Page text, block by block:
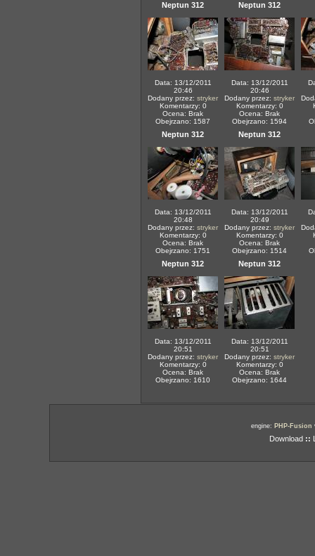
Neptun 312
Data: 13/12/2011
20:46
Dodany przez: stryker
Komentarzy: 0
Ocena: Brak
Obejrzano: 1587
Neptun 312
Data: 13/12/2011
20:46
Dodany przez: stryker
Komentarzy: 0
Ocena: Brak
Obejrzano: 1594
Neptun 312
Data: 13/12/2011
20:48
Dodany przez: stryker
Komentarzy: 0
Ocena: Brak
Obejrzano: 1751
Neptun 312
Data: 13/12/2011
20:49
Dodany przez: stryker
Komentarzy: 0
Ocena: Brak
Obejrzano: 1514
Neptun 312
Data: 13/12/2011
20:51
Dodany przez: stryker
Komentarzy: 0
Ocena: Brak
Obejrzano: 1610
Neptun 312
Data: 13/12/2011
20:51
Dodany przez: stryker
Komentarzy: 0
Ocena: Brak
Obejrzano: 1644
engine: PHP-Fusion
Download ::